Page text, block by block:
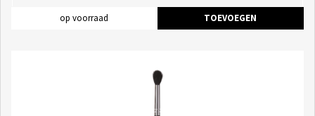
op voorraad TOEVOEGEN